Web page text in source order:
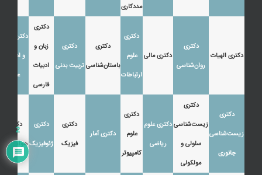
مددکاری
دکتری الهیات
دکتری
روان‌شناسی
دکتری مالی
دکتری
علوم
ارتباطات
دکتری
باستان‌شناسی
دکتری
تربیت بدنی
دکتری
زبان و
ادبیات
فارسی
دکتری زبان
و ادبیات
عرب
دکتری
زیست‌شناسی
جانوری
دکتری
زیست‌شناسی
سلولی و
مولکولی
دکتری علوم
ریاضی
دکتری
علوم
کامپیوتر
دکتری آمار
دکتری
فیزیک
دکتری
ژئوفیزیک
دکتری
هواشناسی
2